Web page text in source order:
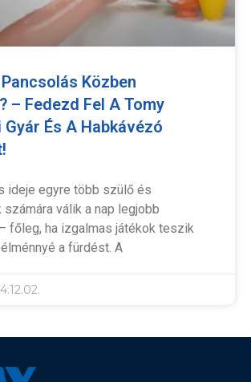
Közben
– Fedezd Fel A Tomy
És A Habkávézó
ideje egyre több szülő és
válik a nap legjobb
főleg, ha izgalmas játékok teszik
a fürdést. A